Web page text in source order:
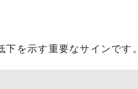
を示す重要なサインです。